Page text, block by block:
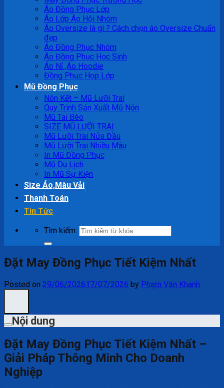
Áo Đồng Phục Lớp
Áo Lớp Áo Hội Nhóm
Áo Oversize là gì ? Cách chọn áo Oversize Chuẩn
đẹp
Áo Đồng Phục Nhóm
Áo Đồng Phục Học Sinh
Áo Nỉ ,Áo Hoodie
Đồng Phục Họp Lớp
Mũ Đồng Phục
Nón Kết – Mũ Lưỡi Trai
Quy Trình Sản Xuất Mũ Nón
Mũ Tai Bèo
SIZE MŨ LƯỠI TRAI
Mũ Lưỡi Trai Nửa Đầu
Mũ Lưỡi Trai Nhiều Màu
In Mũ Đồng Phục
Mũ Du Lịch
In Mũ Sự Kiện
Size Áo,Màu Vải
Thanh Toán
Tin Tức
Tìm kiếm:
Đặt May Đồng Phục Tiết Kiệm Nhất
Posted on 29/06/202617/07/2026 by Phạm Văn Khanh
Nội dung
Đặt May Đồng Phục Tiết Kiệm Nhất –
Giải Pháp Thông Minh Cho Doanh
Nghiệp